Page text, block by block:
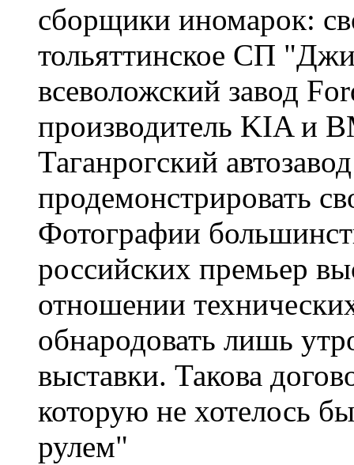
сборщики иномарок:
тольяттинское СП
всеволожский завод
производитель KIA и
Таганрогский
продемонстрировать
Фотографии
российских премьер
отношении
обнародовать лишь
выставки. Такова
которую не хотелось
рулем"